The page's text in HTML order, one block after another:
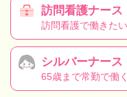
訪問看護ナース
訪問看護で働きたい
シルバーナース
65歳まで常勤で働く